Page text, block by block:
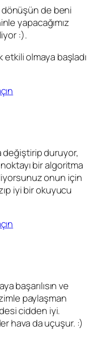
de beni
yapacağımız
:).
olmaya başladı
değiştirip duruyor,
bir algoritma
onun için
iyi bir okuyucu
başarılısın ve
paylaşman
cidden iyi.
hava da uçuşur. :)